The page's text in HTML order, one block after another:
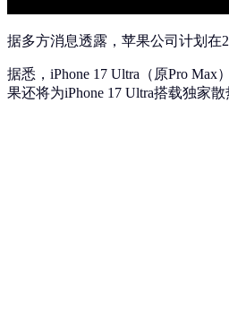
据多方消息透露，苹果公司计划在
据悉，iPhone 17 Ultra（原Pro
果还将为iPhone 17 Ultra搭载独家